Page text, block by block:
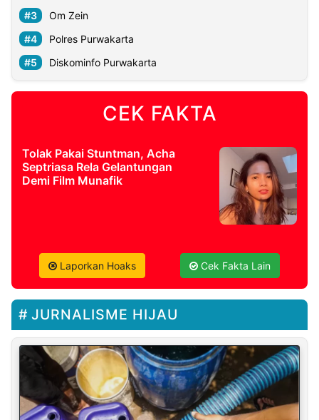
Om Zein
Polres Purwakarta
Diskominfo Purwakarta
CEK FAKTA
Tolak Pakai Stuntman, Acha
Septriasa Rela Gelantungan
Demi Film Munafik
Laporkan Hoaks Cek Fakta Lain
JURNALISME HIJAU